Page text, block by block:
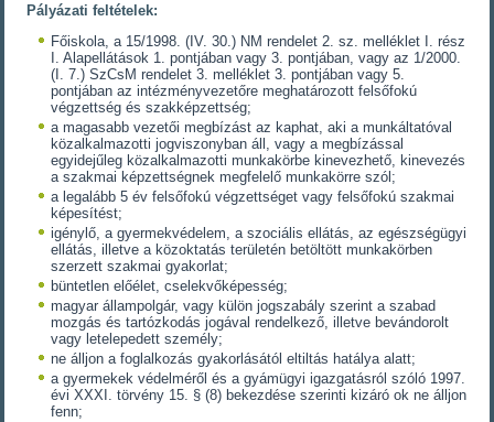
Pályázati feltételek:
Főiskola, a 15/1998. (IV. 30.) NM rendelet 2. sz. melléklet I. rész
I. Alapellátások 1. pontjában vagy 3. pontjában, vagy az 1/2000.
(I. 7.) SzCsM rendelet 3. melléklet 3. pontjában vagy 5.
pontjában az intézményvezetőre meghatározott felsőfokú
végzettség és szakképzettség;
a magasabb vezetői megbízást az kaphat, aki a munkáltatóval
közalkalmazotti jogviszonyban áll, vagy a megbízással
egyidejűleg közalkalmazotti munkakörbe kinevezhető, kinevezés
a szakmai képzettségnek megfelelő munkakörre szól;
a legalább 5 év felsőfokú végzettséget vagy felsőfokú szakmai
képesítést;
igénylő, a gyermekvédelem, a szociális ellátás, az egészségügyi
ellátás, illetve a közoktatás területén betöltött munkakörben
szerzett szakmai gyakorlat;
büntetlen előélet, cselekvőképesség;
magyar állampolgár, vagy külön jogszabály szerint a szabad
mozgás és tartózkodás jogával rendelkező, illetve bevándorolt
vagy letelepedett személy;
ne álljon a foglalkozás gyakorlásától eltiltás hatálya alatt;
a gyermekek védelméről és a gyámügyi igazgatásról szóló 1997.
évi XXXI. törvény 15. § (8) bekezdése szerinti kizáró ok ne álljon
fenn;